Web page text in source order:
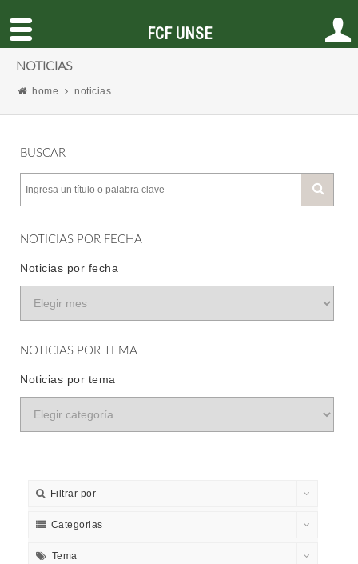
NOTICIAS
home noticias
BUSCAR
NOTICIAS POR FECHA
Noticias por fecha
NOTICIAS POR TEMA
Noticias por tema
Filtrar por
Categorias
Tema
FCF UNSE